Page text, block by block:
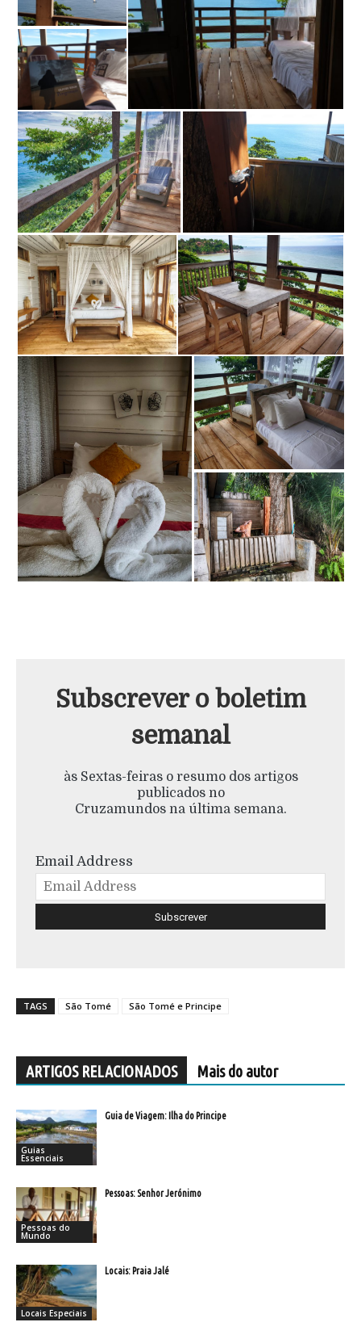
Subscrever o boletim
semanal
às Sextas-feiras o resumo dos artigos
publicados no
Cruzamundos na última semana.
Email Address
TAGS São Tomé São Tomé e Principe
ARTIGOS RELACIONADOS Mais do autor
Guias
Essenciais
Guia de Viagem: Ilha do Principe
Pessoas do
Mundo
Pessoas: Senhor Jerónimo
Locais Especiais
Locais: Praia Jalé